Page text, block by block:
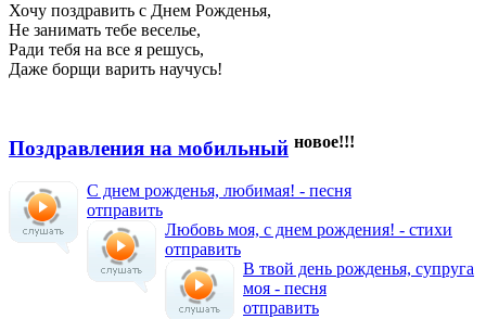
Хочу поздравить с Днем Рожденья,
Не занимать тебе веселье,
Ради тебя на все я решусь,
Даже борщи варить научусь!
Поздравления на мобильный новое!!!
С днем рожденья, любимая! - песня
отправить
Любовь моя, с днем рождения! - стихи
отправить
В твой день рожденья, супруга
моя - песня
отправить